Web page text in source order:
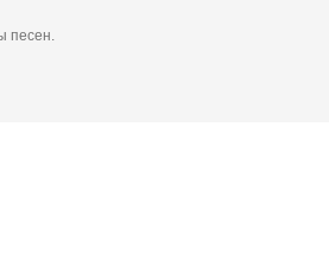
песен.